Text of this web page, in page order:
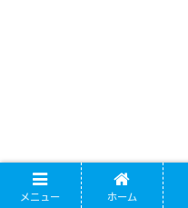
メニュー ホーム